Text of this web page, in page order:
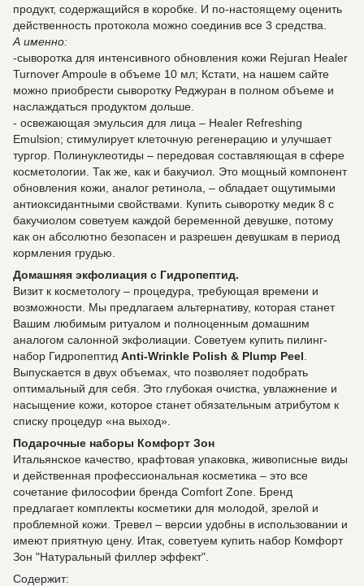
продукт, содержащийся в коробке. И по-настоящему оценить
действенность протокола можно соединив все 3 средства.
А именно:
-сыворотка для интенсивного обновления кожи Rejuran Healer
Turnover Ampoule в объеме 10 мл; Кстати, на нашем сайте
можно приобрести сыворотку Реджуран в полном объеме и
наслаждаться продуктом дольше.
- освежающая эмульсия для лица – Healer Refreshing
Emulsion; стимулирует клеточную регенерацию и улучшает
тургор. Полинуклеотиды – передовая составляющая в сфере
косметологии. Так же, как и бакучиол. Это мощный компонент
обновления кожи, аналог ретинола, – обладает ощутимыми
антиоксидантными свойствами. Купить сыворотку медик 8 с
бакучиолом советуем каждой беременной девушке, потому
как он абсолютно безопасен и разрешен девушкам в период
кормления грудью.
Домашняя экфолиация с Гидропептид.
Визит к косметологу – процедура, требующая времени и
возможности. Мы предлагаем альтернативу, которая станет
Вашим любимым ритуалом и полноценным домашним
аналогом салонной экфолиации. Советуем купить пилинг-
набор Гидропептид Anti-Wrinkle Polish & Plump Peel
Выпускается в двух объемах, что позволяет подобрать
оптимальный для себя. Это глубокая очистка, увлажнение и
насыщение кожи, которое станет обязательным атрибутом к
списку процедур «на выход».
Подарочные наборы Комфорт Зон
Итальянское качество, крафтовая упаковка, живописные виды
и действенная профессиональная косметика – это все
сочетание философии бренда Comfort Zone. Бренд
предлагает комплекты косметики для молодой, зрелой и
проблемной кожи. Тревел – версии удобны в использовании и
имеют приятную цену. Итак, советуем купить набор Комфорт
Зон "Натуральный филлер эффект".
Содержит: